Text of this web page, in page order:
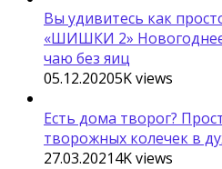
Вы удивитесь как
«ШИШКИ 2»
чаю без яиц
05.12.20205Kviews
Есть дома творог?
творожных колечек в
27.03.20214Kviews